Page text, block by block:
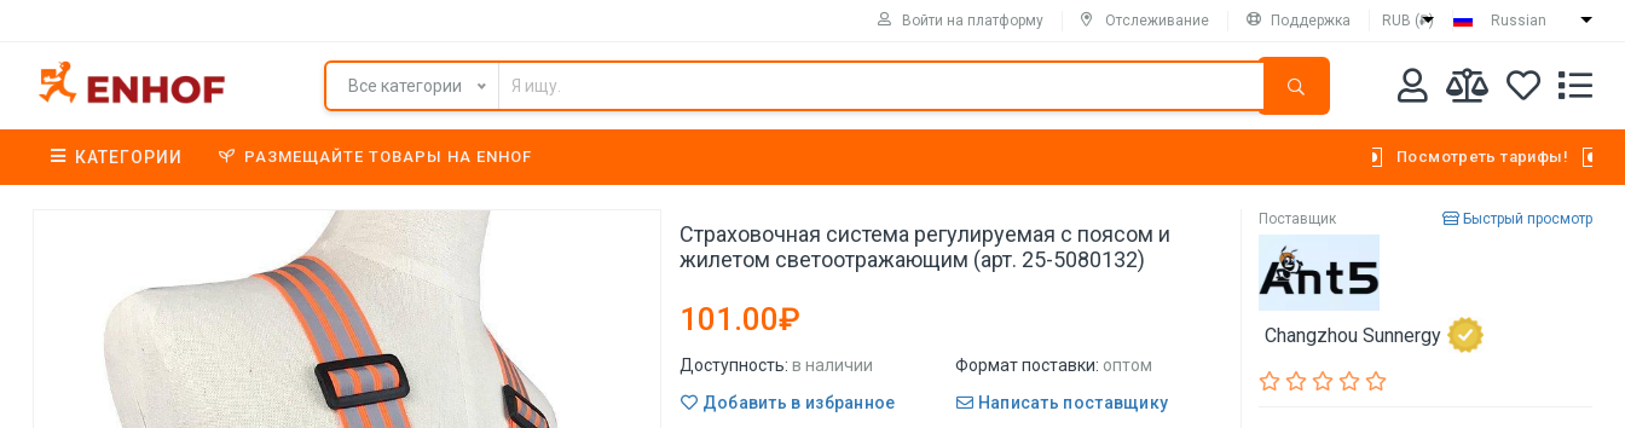
Войти на платформу Отслеживание Поддержка RUB (₽) Russian
Все категории
КАТЕГОРИИ РАЗМЕЩАЙТЕ ТОВАРЫ НА ENHOF Посмотреть тарифы!
Страховочная система регулируемая с поясом и
жилетом светоотражающим (арт. 25-5080132)
101.00₽
Доступность: в наличии Формат поставки: оптом
Добавить в избранное
Написать поставщику
Поставщик Быстрый просмотр
Changzhou Sunnergy